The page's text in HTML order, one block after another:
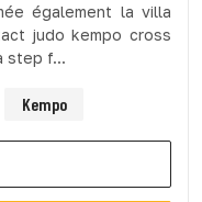
également la villa
judo kempo cross
step f...
Kempo